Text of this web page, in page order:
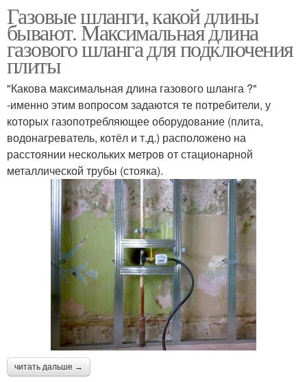
Шланг под штукатуркой
Газовые шланги, какой длины
бывают. Максимальная длина
газового шланга для подключения
плиты
"Какова максимальная длина газового шланга ?"
-именно этим вопросом задаются те потребители, у
которых газопотребляющее оборудование (плита,
водонагреватель, котёл и т.д.) расположено на
расстоянии нескольких метров от стационарной
металлической трубы (стояка).
читать дальше →